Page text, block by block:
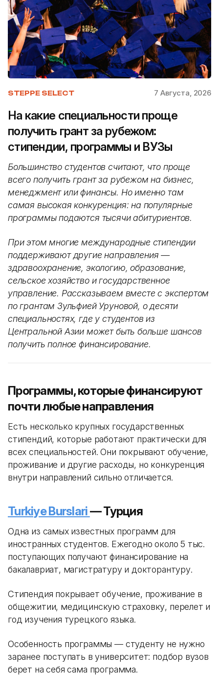
STEPPE SELECT 7 Августа, 2026
На какие специальности проще
получить грант за рубежом:
стипендии, программы и ВУЗы
Большинство студентов считают, что проще
всего получить грант за рубежом на бизнес,
менеджмент или финансы. Но именно там
самая высокая конкуренция: на популярные
программы подаются тысячи абитуриентов.
При этом многие международные стипендии
поддерживают другие направления —
здравоохранение, экологию, образование,
сельское хозяйство и государственное
управление. Рассказываем вместе с экспертом
по грантам Зульфией Уруновой, о десяти
специальностях, где у студентов из
Центральной Азии может быть больше шансов
получить полное финансирование.
Программы, которые финансируют
почти любые направления
Есть несколько крупных государственных
стипендий, которые работают практически для
всех специальностей. Они покрывают обучение,
проживание и другие расходы, но конкуренция
внутри направлений сильно отличается.
Turkiye Burslari— Турция
Одна из самых известных программ для
иностранных студентов. Ежегодно около 5 тыс.
поступающих получают финансирование на
бакалавриат, магистратуру и докторантуру.
Стипендия покрывает обучение, проживание в
общежитии, медицинскую страховку, перелет и
год изучения турецкого языка.
Особенность программы — студенту не нужно
заранее поступать в университет: подбор вузов
берет на себя сама программа.